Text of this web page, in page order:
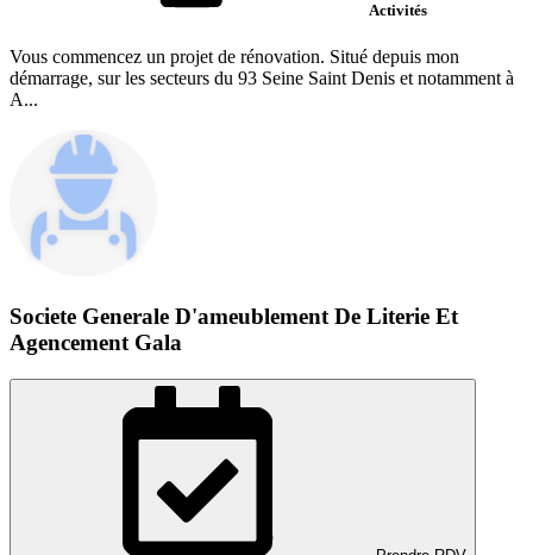
Activités
Vous commencez un projet de rénovation. Situé depuis mon
démarrage, sur les secteurs du 93 Seine Saint Denis et notamment à
A...
Societe Generale D'ameublement De Literie Et
Agencement Gala